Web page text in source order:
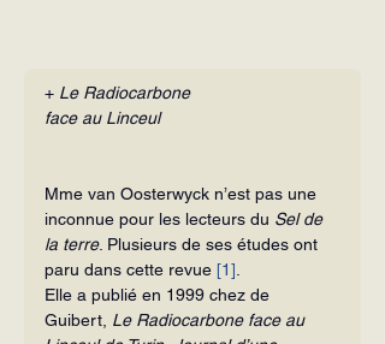
+ Le Radiocarbone
face au Linceul
Mme van Oosterwyck n’est pas une
inconnue pour les lecteurs du Sel de
la terre. Plusieurs de ses études ont
paru dans cette revue [1]
Elle a publié en 1999 chez de
Guibert, Le Radiocarbone face au